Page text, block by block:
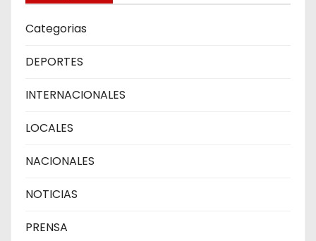
Categorias
DEPORTES
INTERNACIONALES
LOCALES
NACIONALES
NOTICIAS
PRENSA